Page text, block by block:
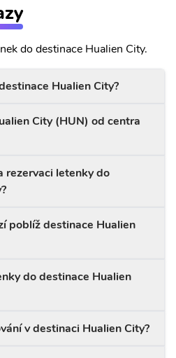
do destinace Hualien City.
Hualien City?
City (HUN) od centra
rezervaci letenky do
poblíž destinace Hualien
do destinace Hualien
v destinaci Hualien City?